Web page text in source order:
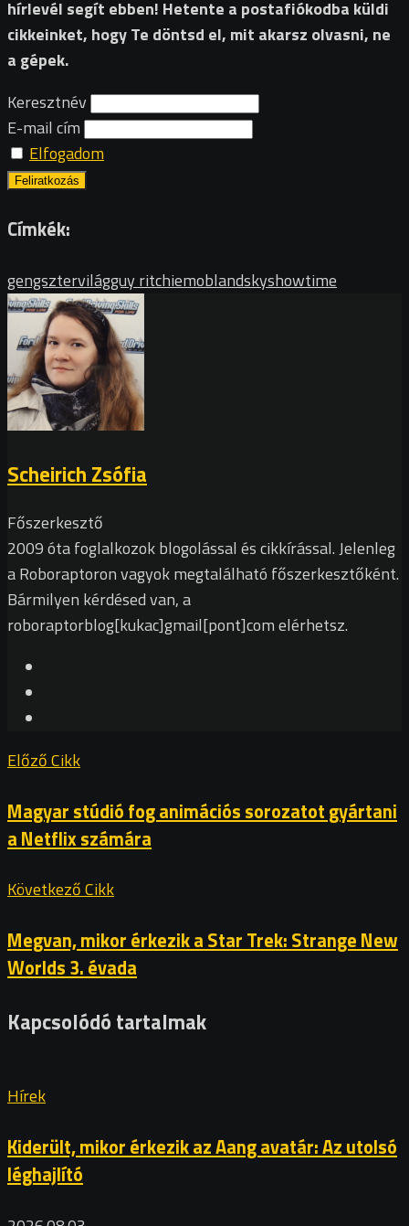
hírlevél segít ebben! Hetente a postafiókodba küldi
cikkeinket, hogy Te döntsd el, mit akarsz olvasni, ne
a gépek.
Keresztnév
E-mail cím
Elfogadom
Címkék:
gengsztervilágguy ritchiemoblandskyshowtime
Scheirich Zsófia
Főszerkesztő
2009 óta foglalkozok blogolással és cikkírással. Jelenleg
a Roboraptoron vagyok megtalálható főszerkesztőként.
Bármilyen kérdésed van, a
roboraptorblog[kukac]gmail[pont]com elérhetsz.
Előző Cikk
Magyar stúdió fog animációs sorozatot gyártani
a Netflix számára
Következő Cikk
Megvan, mikor érkezik a Star Trek: Strange New
Worlds 3. évada
Kapcsolódó tartalmak
Hírek
Kiderült, mikor érkezik az Aang avatár: Az utolsó
léghajlító